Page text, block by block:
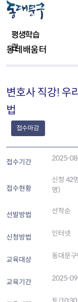
평생학습
관
동네배움터
변호사 직강! 우
법
접수마감
접수기간 2025-
접수현황
신청 42
명)
선발방법 선착순
신청방법 인터넷
교육대상 동대문구
교육기간 2025-